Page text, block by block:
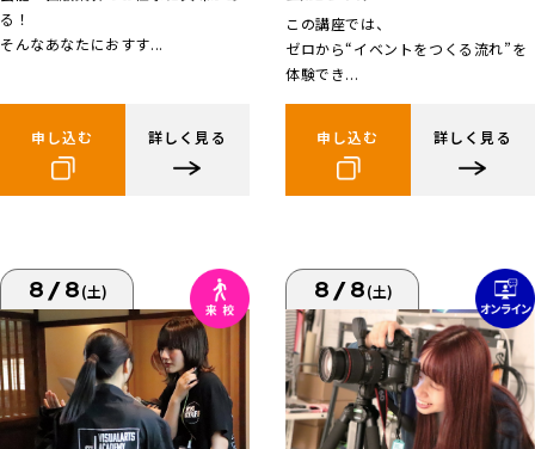
る！
そんなあなたにおすす...
申し込む 詳しく見る
この講座では、
ゼロから“イベントをつくる流れ”を
体験でき...
申し込む 詳しく見る
8/8(土) 8/8(土)